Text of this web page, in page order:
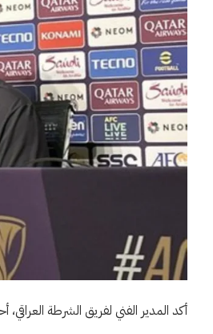
أكد المدير الفني لفريق الشرطة